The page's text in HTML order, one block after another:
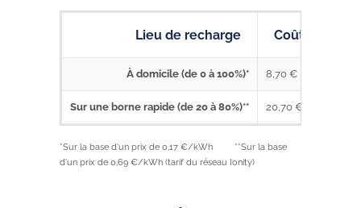
Lieu de recharge Coût de la
À domicile (de 0 à 100%)* 8,70 €
Sur une borne rapide (de 20 à 80%)** 20,70 €
*Sur la base d'un prix de 0,17 €/kWh **Sur la base
d'un prix de 0,69 €/kWh (tarif du réseau Ionity)